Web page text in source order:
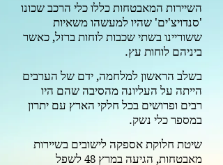
השיירות המאבטחות כללו כלי הרכב שכונו
'סנדויצ'ים' שהיו למעשהו משאיות
ששוריינו בשתי שכבות לוחות ברזל, כאשר
ביניהם לוחות עץ.
בשלב הראשון למלחמה, ידם של הערבים
הייתה על העליונה מהסיבה שהם היו
רבים ופרושים בכל חלקי הארץ עם יתרון
במספר כלי נשק.
שיטת חלוקת אספקה לישובים בשיירות
מאבטחות, הגיעה במרץ 48 לשפל